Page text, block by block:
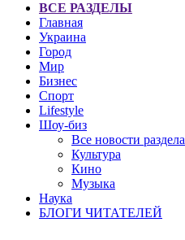
ВСЕ РАЗДЕЛЫ
Главная
Украина
Город
Мир
Бизнес
Спорт
Lifestyle
Шоу-биз
Все новости раздела
Культура
Кино
Музыка
Наука
БЛОГИ ЧИТАТЕЛЕЙ